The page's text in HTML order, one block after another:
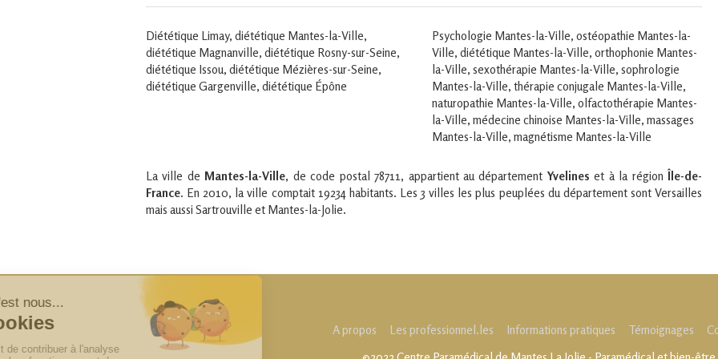
Diététique Limay, diététique Mantes-la-Ville,
diététique Magnanville, diététique Rosny-sur-Seine,
diététique Issou, diététique Mézières-sur-Seine,
diététique Gargenville, diététique Épône
Psychologie Mantes-la-Ville, ostéopathie Mantes-la-
Ville, diététique Mantes-la-Ville, orthophonie Mantes-
la-Ville, sexothérapie Mantes-la-Ville, sophrologie
Mantes-la-Ville, thérapie conjugale Mantes-la-Ville,
naturopathie Mantes-la-Ville, olfactothérapie Mantes-
la-Ville, médecine chinoise Mantes-la-Ville, massages
Mantes-la-Ville, magnétisme Mantes-la-Ville
La ville de Mantes-la-Ville, de code postal 78711, appartient au département Yvelines et à la région Île-de-
France. En 2010, la ville comptait 19234 habitants. Les 3 villes les plus peuplées du département sont Versailles
mais aussi Sartrouville et Mantes-la-Jolie.
A propos Les professionnel.les Informations pratiques Témoignages